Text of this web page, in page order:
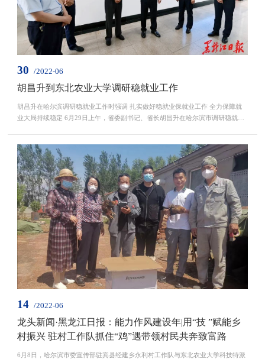
30 /2022-06
胡昌升到东北农业大学调研稳就业工作
胡昌升在哈尔滨调研稳就业工作时强调 扎实做好稳就业保就业工作 全力保障就
业大局持续稳定 6月29日上午，省委副书记、省长胡昌升在哈尔滨市调研稳就业
14 /2022-06
龙头新闻·黑龙江日报：能力作风建设年|用“技 ”赋能乡
村振兴 驻村工作队抓住“鸡”遇带领村民共奔致富路
6月8日，哈尔滨市委宣传部驻宾县经建乡永利村工作队与东北农业大学科技特派